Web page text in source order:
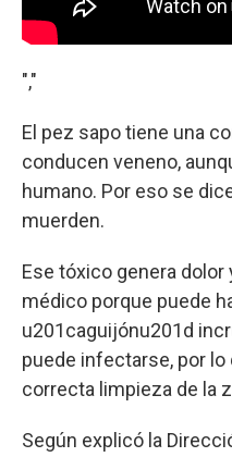
","
El pez sapo tiene una
conducen veneno,
humano. Por eso se
muerden.
Ese tóxico genera
médico porque puede
u201caguijónu201d
puede infectarse, por
correcta limpieza de la
Según explicó la